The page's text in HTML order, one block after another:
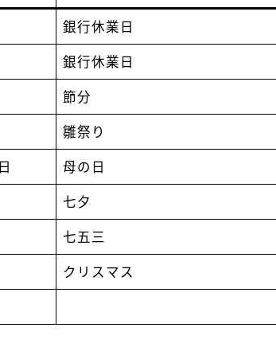
銀行休業日
銀行休業日
節分
雛祭り
母の日
七夕
七五三
クリスマス